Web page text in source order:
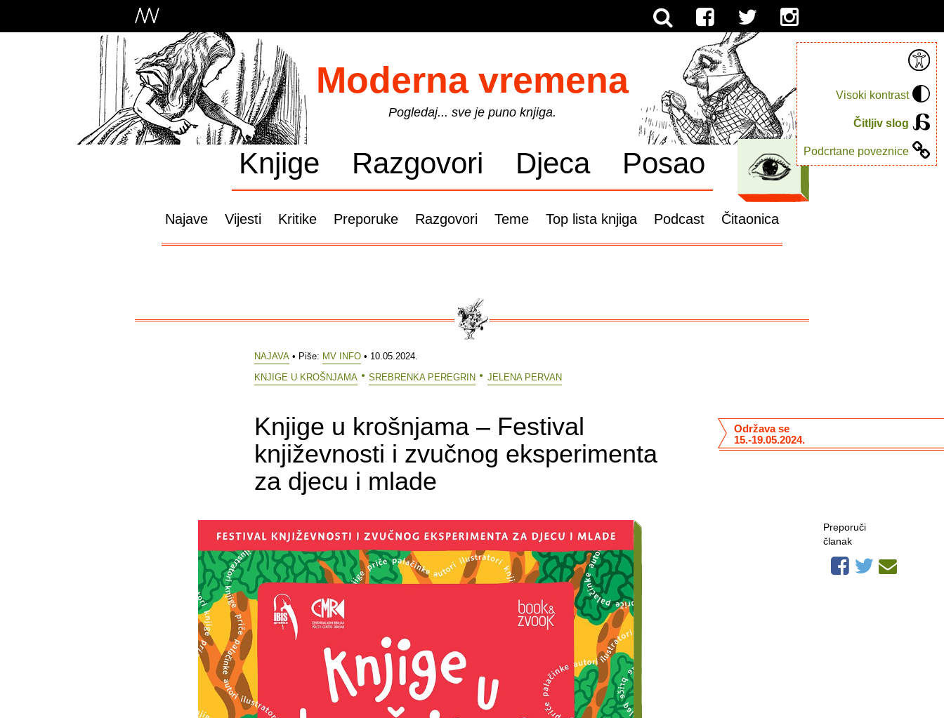
Visoki kontrast
Čitljiv slog
Podcrtane poveznice
Moderna vremena
Pogledaj... sve je puno knjiga.
Knjige Razgovori Djeca Posao
Najave Vijesti Kritike Preporuke Razgovori Teme Top lista knjiga Podcast Čitaonica
NAJAVA • Piše: MV INFO • 10.05.2024.
KNJIGE U KROŠNJAMA
SREBRENKA PEREGRIN JELENA PERVAN
Knjige u krošnjama – Festival
književnosti i zvučnog eksperimenta
za djecu i mlade
Održava se
15.-19.05.2024.
Preporuči
članak